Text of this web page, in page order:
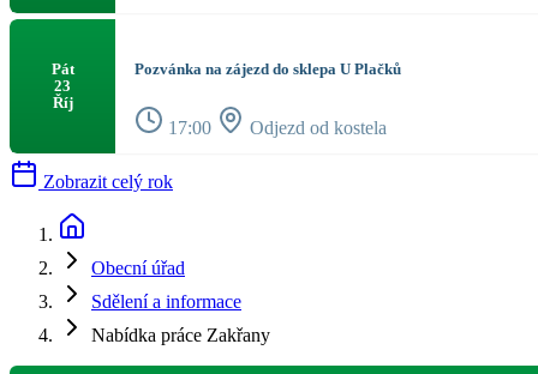
Pát
23
Říj
Pozvánka na zájezd do sklepa U Plačků
17:00 Odjezd od kostela
Zobrazit celý rok
Obecní úřad
Sdělení a informace
Nabídka práce Zakřany